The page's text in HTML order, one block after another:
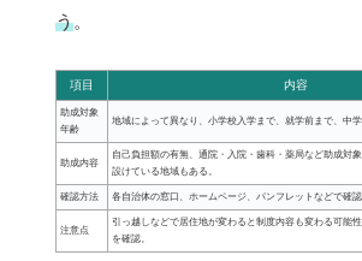
う。
項目 内容
助成対象
年齢
地域によって異なり、小学校入学まで、就学前まで、中学
助成内容
自己負担額の有無、通院・入院・歯科・薬局など助成対
設けている地域もある。
確認方法 各自治体の窓口、ホームページ、パンフレットなどで確認
注意点
引っ越しなどで居住地が変わると制度内容も変わる可能
を確認。